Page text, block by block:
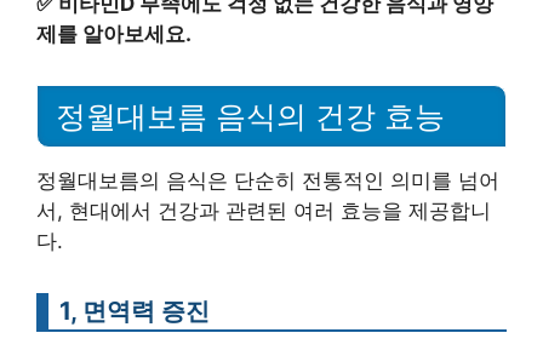
제를 알아보세요.
정월대보름 음식의 건강 효능
정월대보름의 음식은 단순히 전통적인 의미를 넘어
서, 현대에서 건강과 관련된 여러 효능을 제공합니
다.
1, 면역력 증진